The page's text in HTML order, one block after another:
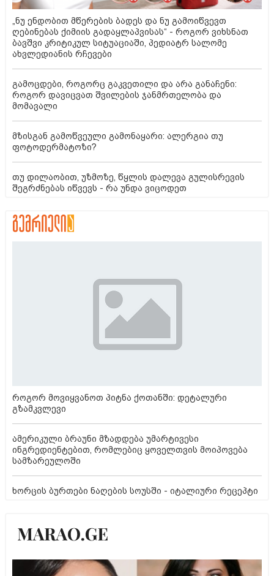
„ნუ ენდობით მწერების ბადეს და ნუ გამოიწვევთ
ღებინებას ქიმიის გადაყლაპვისას“ - როგორ ვიხსნათ
ბავშვი კრიტიკულ სიტუაციაში, პედიატრ სალომე
ახვლედიანის რჩევები
გამოცდები, როგორც გაკვეთილი და არა განაჩენი:
როგორ დავიცვათ შვილების ჯანმრთელობა და
მომავალი
მზისგან გამოწვეული გამონაყარი: ალერგია თუ
ფოტოდერმატოზი?
თუ დილაობით, უზმოზე, წყლის დალევა გულისრევის
შეგრძნებას იწვევს - რა უნდა ვიცოდეთ
როგორ მოვიყვანოთ პიტნა ქოთანში: დეტალური
გზამკვლევი
ამერიკული ბრაუნი მზადდება უმარტივესი
ინგრედიენტებით, რომლებიც ყოველთვის მოიპოვება
სამზარეულოში
ხორცის ბურთები ნაღების სოუსში - იტალიური რეცეპტი